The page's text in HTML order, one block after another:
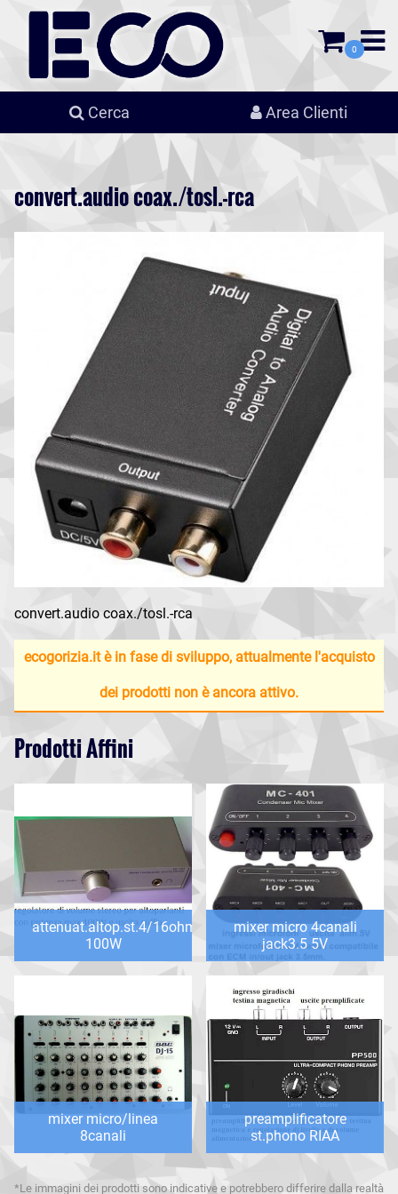
0
Cerca Area Clienti
convert.audio coax./tosl.-rca
convert.audio coax./tosl.-rca
ecogorizia.it è in fase di sviluppo, attualmente l'acquisto
dei prodotti non è ancora attivo.
Prodotti Affini
attenuat.altop.st.4/16ohm
100W
mixer micro 4canali
jack3.5 5V
mixer micro/linea
8canali
preamplificatore
st.phono RIAA
*Le immagini dei prodotti sono indicative e potrebbero differire dalla realtà